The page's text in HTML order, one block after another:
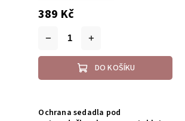
389 Kč
DO KOŠÍKU
Ochrana sedadla pod